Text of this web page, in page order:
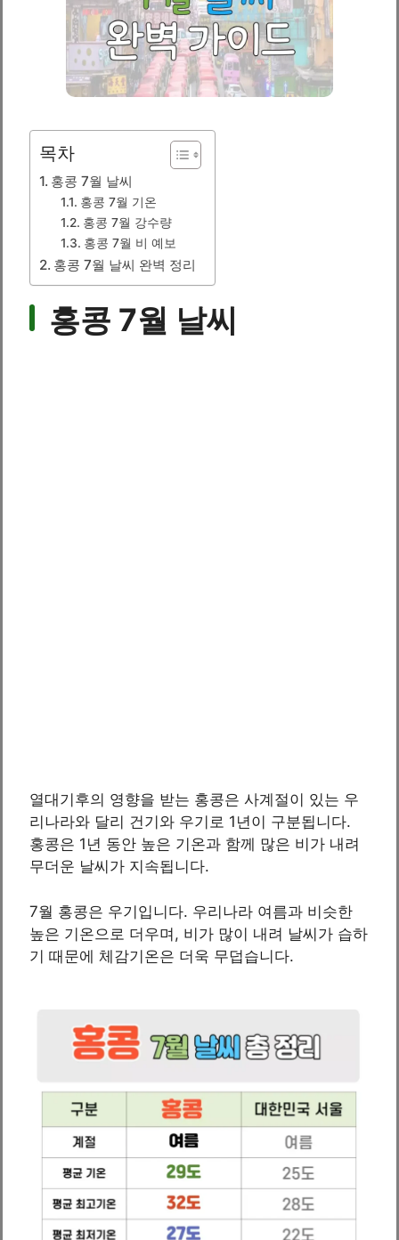
목차
홍콩 7월 날씨
홍콩 7월 기온
홍콩 7월 강수량
홍콩 7월 비 예보
홍콩 7월 날씨 완벽 정리
홍콩 7월 날씨
열대기후의 영향을 받는 홍콩은 사계절이 있는 우
리나라와 달리 건기와 우기로 1년이 구분됩니다.
홍콩은 1년 동안 높은 기온과 함께 많은 비가 내려
무더운 날씨가 지속됩니다.
7월 홍콩은 우기입니다. 우리나라 여름과 비슷한
높은 기온으로 더우며, 비가 많이 내려 날씨가 습하
기 때문에 체감기온은 더욱 무덥습니다.